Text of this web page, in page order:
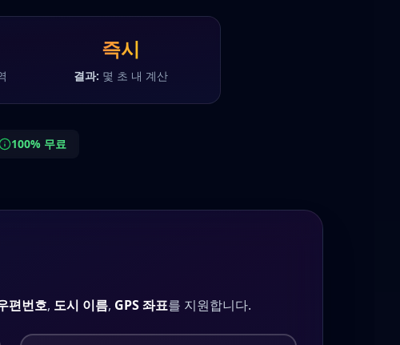
즉시
결과: 몇 초 내 계산
100% 무료
편번호, 도시 이름, GPS 좌표를 지원합니다.